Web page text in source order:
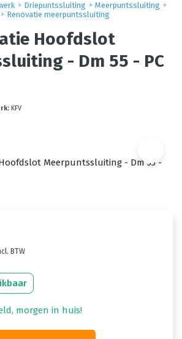
Driepuntssluiting
Meerpuntssluiting
Renovatie meerpuntssluiting
Hoofdslot
- Dm 55 - PC
KFV
BTW
morgen in huis!